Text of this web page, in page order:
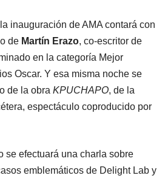
inauguración de AMA contará con
de Martín Erazo, co-escritor de
en la categoría Mejor
Oscar. Y esa misma noche se
de la obra KPUCHAPO, de la
espectáculo coproducido por
se efectuará una charla sobre
emblemáticos de Delight Lab y